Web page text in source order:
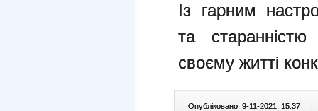
Із гарним
та
своєму житті
Опубліковано: 9-11-2021, 15:37 |